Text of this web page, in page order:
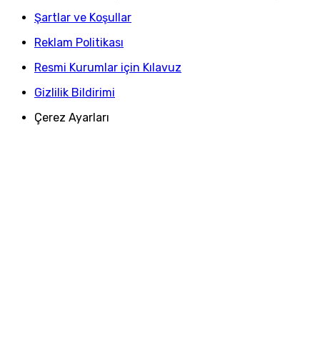
Şartlar ve Koşullar
Reklam Politikası
Resmi Kurumlar için Kılavuz
Gizlilik Bildirimi
Çerez Ayarları